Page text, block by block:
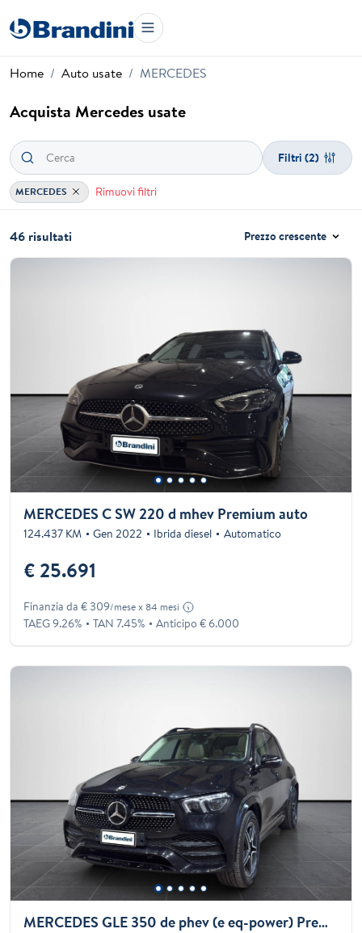
Home Auto usate MERCEDES
Acquista Mercedes usate
Filtri (2)
MERCEDES Rimuovi filtri
46 risultati Prezzo crescente
MERCEDES C SW 220 d mhev Premium auto
124.437 KM Gen 2022 Ibrida diesel Automatico
€ 25.691
Finanzia da € 309/mese x 84 mesi
TAEG 9.26% TAN 7.45% Anticipo € 6.000
MERCEDES GLE 350 de phev (e eq-power) Premium 4matic auto